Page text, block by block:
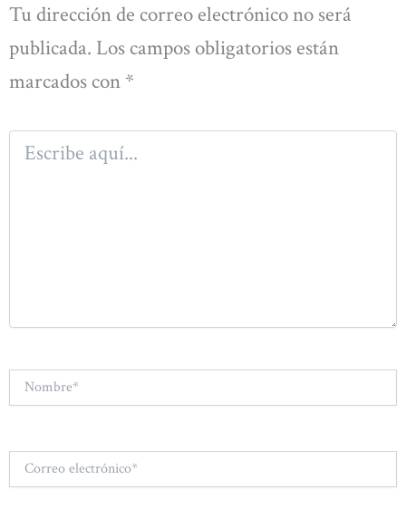
Tu dirección de correo electrónico no será
publicada. Los campos obligatorios están
marcados con *
Escribe
aquí...
Nombre*
Correo
electrónico*